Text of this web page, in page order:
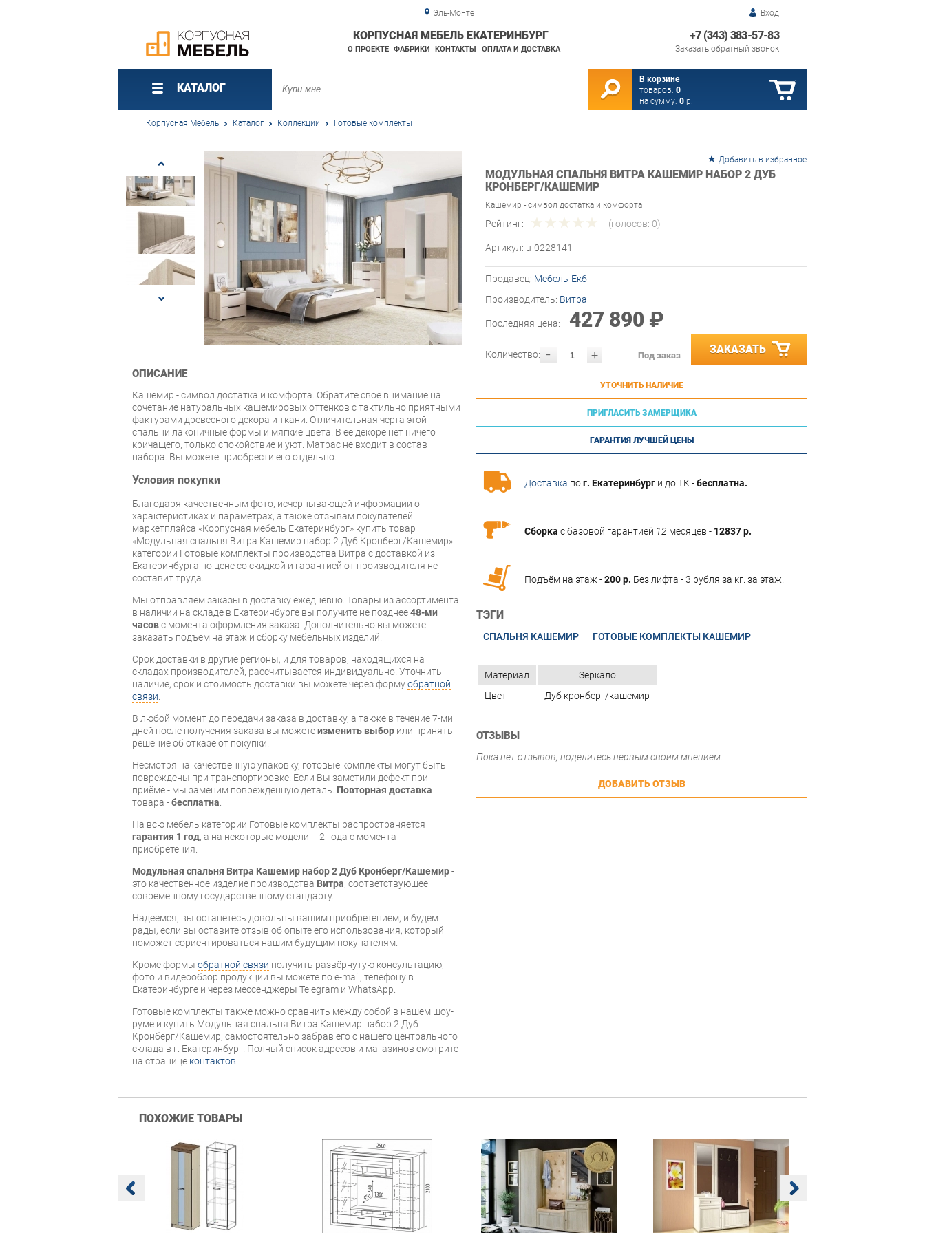
Эль-Монте Вход
+7 (343) 383-57-83
Заказать обратный звонок
КОРПУСНАЯ МЕБЕЛЬ ЕКАТЕРИНБУРГ
О ПРОЕКТЕ ФАБРИКИ КОНТАКТЫ ОПЛАТА И ДОСТАВКА
КАТАЛОГ
В корзине
товаров: 0
на сумму: 0 р.
Корпусная Мебель Каталог Коллекции Готовые комплекты
Добавить в избранное
МОДУЛЬНАЯ СПАЛЬНЯ ВИТРА КАШЕМИР НАБОР 2 ДУБ
КРОНБЕРГ/КАШЕМИР
Кашемир - символ достатка и комфорта
Рейтинг: (голосов: 0)
Артикул: u-0228141
Продавец: Мебель-Екб
Производитель: Витра
Последняя цена: 427 890 ₽
- +
Количество: Под заказ ЗАКАЗАТЬ
УТОЧНИТЬ НАЛИЧИЕ
ПРИГЛАСИТЬ ЗАМЕРЩИКА
ГАРАНТИЯ ЛУЧШЕЙ ЦЕНЫ
Доставка пог. Екатеринбург и до ТК -бесплатна.
Сборка с базовой гарантией 12 месяцев - 12837 р.
Подъём на этаж -200 р. Без лифта - 3 рубля за кг. за этаж.
ТЭГИ
СПАЛЬНЯ КАШЕМИР ГОТОВЫЕ КОМПЛЕКТЫ КАШЕМИР
ОПИСАНИЕ
Кашемир - символ достатка и комфорта. Обратите своё внимание на
сочетание натуральных кашемировых оттенков с тактильно приятными
фактурами древесного декора и ткани. Отличительная черта этой
спальни лаконичные формы и мягкие цвета. В её декоре нет ничего
кричащего, только спокойствие и уют. Матрас не входит в состав
набора. Вы можете приобрести его отдельно.
Условия покупки
Благодаря качественным фото, исчерпывающей информации о
характеристиках и параметрах, а также отзывам покупателей
маркетплэйса «Корпусная мебель Екатеринбург» купить товар
«Модульная спальня Витра Кашемир набор 2 Дуб Кронберг/Кашемир»
категории Готовые комплекты производства Витра с доставкой из
Екатеринбурга по цене со скидкой и гарантией от производителя не
составит труда.
Мы отправляем заказы в доставку ежедневно. Товары из ассортимента
в наличии на складе в Екатеринбурге вы получите не позднее48-ми
часовс момента оформления заказа. Дополнительно вы можете
заказать подъём на этаж и сборку мебельных изделий.
Срок доставки в другие регионы, и для товаров, находящихся на
складах производителей, рассчитывается индивидуально. Уточнить
наличие, срок и стоимость доставки вы можете через формуобратной
связи.
В любой момент до передачи заказа в доставку, а также в течение 7-ми
дней после получения заказа вы можетеизменить выбор или принять
решение об отказе от покупки.
Несмотря на качественную упаковку, готовые комплекты могут быть
повреждены при транспортировке. Если Вы заметили дефект при
приёме - мы заменим поврежденную деталь. Повторная доставка
товара -бесплатна.
На всю мебель категории Готовые комплекты распространяется
гарантия 1 год, а на некоторые модели – 2 года с момента
приобретения.
Модульная спальня Витра Кашемир набор 2 Дуб Кронберг/Кашемир-
это качественное изделие производства Витра, соответствующее
современному государственному стандарту.
Надеемся, вы останетесь довольны вашим приобретением, и будем
рады, если вы оставите отзыв об опыте его использования, который
поможет сориентироваться нашим будущим покупателям.
Кроме формы обратной связи получить развёрнутую консультацию,
фото и видеообзор продукции вы можете по e-mail, телефону в
Екатеринбурге и через мессенджеры Telegram и WhatsApp.
Готовые комплекты также можно сравнить между собой в нашем шоу-
руме и купить Модульная спальня Витра Кашемир набор 2 Дуб
Кронберг/Кашемир, самостоятельно забрав его с нашего центрального
склада в г. Екатеринбург. Полный список адресов и магазинов смотрите
на странице контактов.
Материал
Зеркало
Цвет
Дуб кронберг/кашемир
ОТЗЫВЫ
Пока нет отзывов, поделитесь первым своим мнением.
ДОБАВИТЬ ОТЗЫВ
ПОХОЖИЕ ТОВАРЫ